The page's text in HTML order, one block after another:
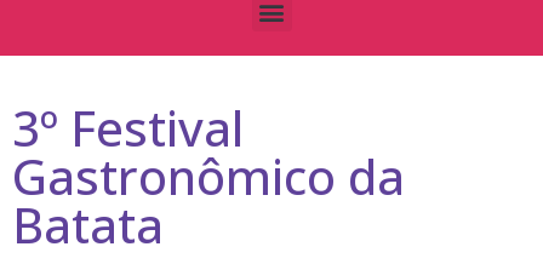
3º Festival
Gastronômico da
Batata